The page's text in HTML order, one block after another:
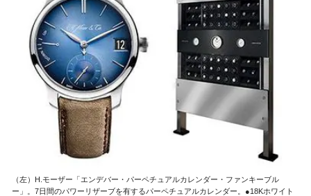
（左）H.モーザー「エンデバー・パーペチュアルカレンダー・ファンキーブル
ー」。7日間のパワーリザーブを有するパーペチュアルカレンダー。●18Kホワイト